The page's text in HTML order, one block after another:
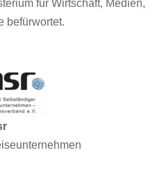
für Wirtschaft, Medien,
befürwortet.